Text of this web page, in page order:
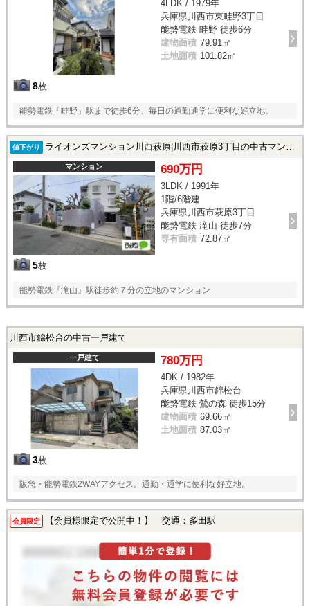
8枚
4LDK / 1979年
兵庫県川西市東畦野3丁目
能勢電鉄 畦野 徒歩6分
建物面積 79.91㎡
土地面積 101.82㎡
能勢電鉄「畦野」駅まで徒歩6分、毎日の通勤通学に便利な好立地。
値下がり ライオンズマンション川西萩原|川西市萩原3丁目の中古マンション
マンション
5枚
690万円
3LDK / 1991年
1階/6階建
兵庫県川西市萩原3丁目
能勢電鉄 滝山 徒歩7分
専有面積 72.87㎡
能勢電鉄『滝山』駅徒歩約７分の立地のマンション
川西市錦松台の中古一戸建て
一戸建て
3枚
780万円
4DK / 1982年
兵庫県川西市錦松台
能勢電鉄 鶯の森 徒歩15分
建物面積 69.66㎡
土地面積 87.03㎡
阪急・能勢電鉄2WAYアクセス。通勤・通学に便利な好立地。
会員限定 【会員様限定で公開中！】 交通：多田駅